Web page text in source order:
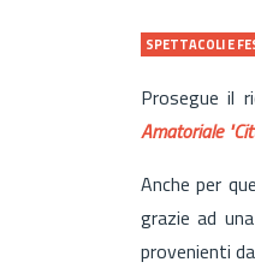
SPETTACOLI E
Prosegue il
Amatoriale
Anche per
grazie ad
provenienti